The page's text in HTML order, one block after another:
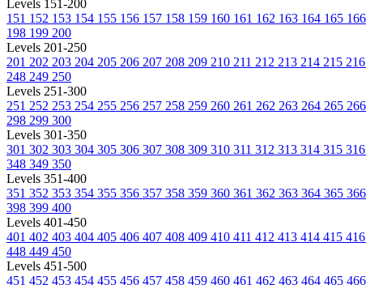
Levels 151-200
151 152 153 154 155 156 157 158 159 160 161 162 163 164 165 166
198 199 200
Levels 201-250
201 202 203 204 205 206 207 208 209 210 211 212 213 214 215 216
248 249 250
Levels 251-300
251 252 253 254 255 256 257 258 259 260 261 262 263 264 265 266
298 299 300
Levels 301-350
301 302 303 304 305 306 307 308 309 310 311 312 313 314 315 316
348 349 350
Levels 351-400
351 352 353 354 355 356 357 358 359 360 361 362 363 364 365 366
398 399 400
Levels 401-450
401 402 403 404 405 406 407 408 409 410 411 412 413 414 415 416
448 449 450
Levels 451-500
451 452 453 454 455 456 457 458 459 460 461 462 463 464 465 466